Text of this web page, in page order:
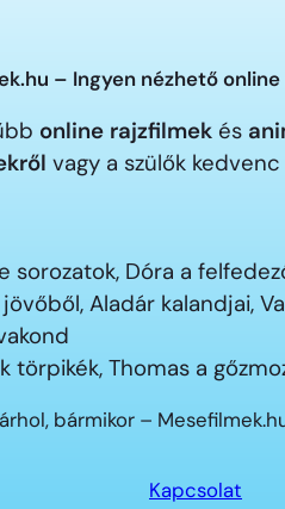
– Ingyen nézhető
online rajzfilmek és
vagy a szülők kedvenc
sorozatok, Dóra a
Aladár kalandjai,
törpikék, Thomas a
bármikor –
Kapcsolat